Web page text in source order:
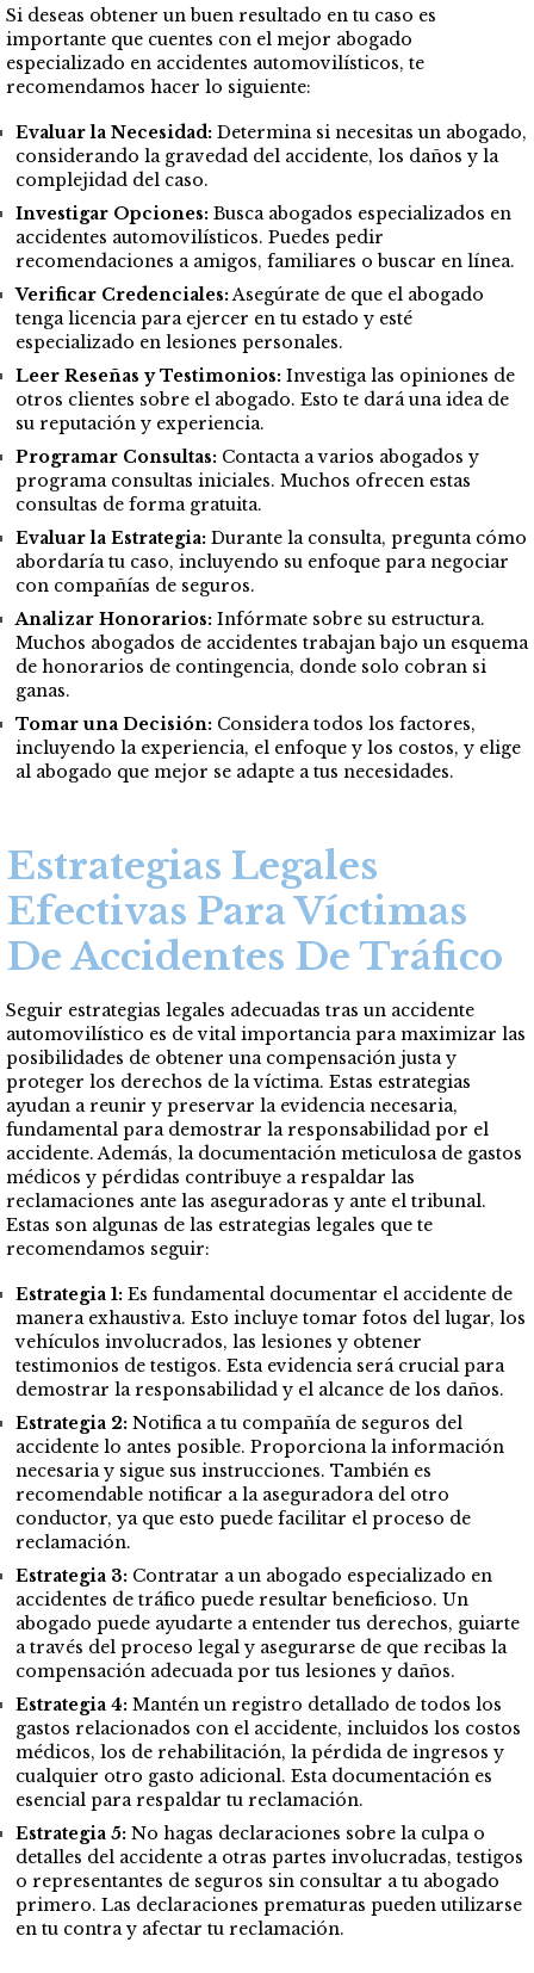
Si deseas obtener un buen resultado en tu caso es
importante que cuentes con el mejor abogado
especializado en accidentes automovilísticos, te
recomendamos hacer lo siguiente:
Evaluar la Necesidad: Determina si necesitas un abogado,
considerando la gravedad del accidente, los daños y la
complejidad del caso.
Investigar Opciones: Busca abogados especializados en
accidentes automovilísticos. Puedes pedir
recomendaciones a amigos, familiares o buscar en línea.
Verificar Credenciales:Asegúrate de que el abogado
tenga licencia para ejercer en tu estado y esté
especializado en lesiones personales.
Leer Reseñas y Testimonios: Investiga las opiniones de
otros clientes sobre el abogado. Esto te dará una idea de
su reputación y experiencia.
Programar Consultas: Contacta a varios abogados y
programa consultas iniciales. Muchos ofrecen estas
consultas de forma gratuita.
Evaluar la Estrategia: Durante la consulta, pregunta cómo
abordaría tu caso, incluyendo su enfoque para negociar
con compañías de seguros.
Analizar Honorarios: Infórmate sobre su estructura.
Muchos abogados de accidentes trabajan bajo un esquema
de honorarios de contingencia, donde solo cobran si
ganas.
Tomar una Decisión: Considera todos los factores,
incluyendo la experiencia, el enfoque y los costos, y elige
al abogado que mejor se adapte a tus necesidades.
Estrategias Legales
Efectivas Para Víctimas
De Accidentes De Tráfico
Seguir estrategias legales adecuadas tras un accidente
automovilístico es de vital importancia para maximizar las
posibilidades de obtener una compensación justa y
proteger los derechos de la víctima. Estas estrategias
ayudan a reunir y preservar la evidencia necesaria,
fundamental para demostrar la responsabilidad por el
accidente. Además, la documentación meticulosa de gastos
médicos y pérdidas contribuye a respaldar las
reclamaciones ante las aseguradoras y ante el tribunal.
Estas son algunas de las estrategias legales que te
recomendamos seguir:
Estrategia 1: Es fundamental documentar el accidente de
manera exhaustiva. Esto incluye tomar fotos del lugar, los
vehículos involucrados, las lesiones y obtener
testimonios de testigos. Esta evidencia será crucial para
demostrar la responsabilidad y el alcance de los daños.
Estrategia 2: Notifica a tu compañía de seguros del
accidente lo antes posible. Proporciona la información
necesaria y sigue sus instrucciones. También es
recomendable notificar a la aseguradora del otro
conductor, ya que esto puede facilitar el proceso de
reclamación.
Estrategia 3: Contratar a un abogado especializado en
accidentes de tráfico puede resultar beneficioso. Un
abogado puede ayudarte a entender tus derechos, guiarte
a través del proceso legal y asegurarse de que recibas la
compensación adecuada por tus lesiones y daños.
Estrategia 4: Mantén un registro detallado de todos los
gastos relacionados con el accidente, incluidos los costos
médicos, los de rehabilitación, la pérdida de ingresos y
cualquier otro gasto adicional. Esta documentación es
esencial para respaldar tu reclamación.
Estrategia 5: No hagas declaraciones sobre la culpa o
detalles del accidente a otras partes involucradas, testigos
o representantes de seguros sin consultar a tu abogado
primero. Las declaraciones prematuras pueden utilizarse
en tu contra y afectar tu reclamación.